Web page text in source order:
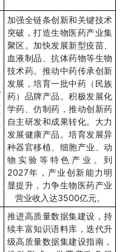
加强全链条创新和关键技术
突破，打造生物医药产业集
聚区。加快发展新型疫苗、
血液制品、抗体药物等生物
技术药。推动中药传承创新
发展，培育一批中药（民族
药）品牌产品。积极发展化
学药、仿制药，推动创新药
自主研发和成果转化。大力
发展健康产品。培育发展异
种器官移植、细胞产业、动
物实验等特色产业。到
2027年，产业创新能力明
显提升，力争生物医药产业
营业收入达3500亿元。
推进高质量数据集建设，持
续丰富知识语料库，迭代升
级高质量数据集建设指南，